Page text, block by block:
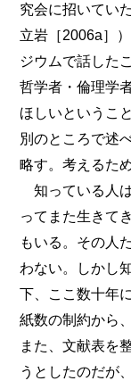
究会に招いてい
立岩［2006a］
ジウムで話した
哲学者・倫理学
ほしいというこ
別のところで述
略す。考えるた
知っている人
ってまた生きて
もいる。その人
わない。しかし
下、ここ数十年
紙数の制約から
また、文献表を
うとしたのだが